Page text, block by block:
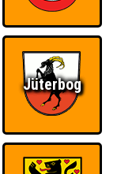
Jüterbog